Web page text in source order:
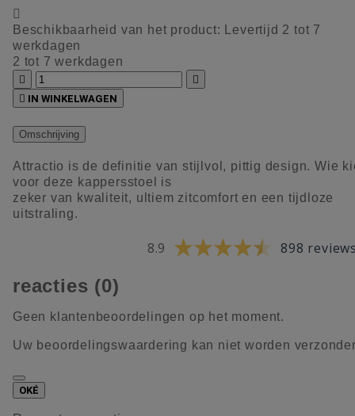

Beschikbaarheid van het product:
Levertijd 2 tot 7
werkdagen
2 tot 7 werkdagen


 IN WINKELWAGEN
Omschrijving
Attractio is de definitie van stijlvol, pittig design. Wie
voor deze kappersstoel is
zeker van kwaliteit, ultiem zitcomfort en een tijdloze
uitstraling.
8.9 898
reacties (0)
Geen klantenbeoordelingen op het moment.
Uw beoordelingswaardering kan niet worden
OKÉ